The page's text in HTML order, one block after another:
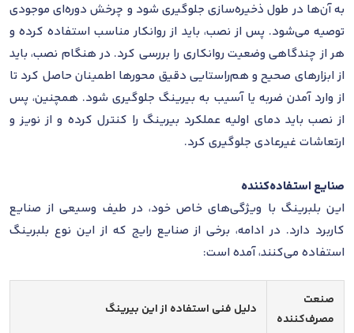
به آن‌ها در طول ذخیره‌سازی جلوگیری شود و چرخش دوره‌ای موجودی
توصیه می‌شود. پس از نصب، باید از روانکار مناسب استفاده کرده و
هر از چندگاهی وضعیت روانکاری را بررسی کرد. در هنگام نصب، باید
از ابزارهای صحیح و هم‌راستایی دقیق محورها اطمینان حاصل کرد تا
از وارد آمدن ضربه یا آسیب به بیرینگ جلوگیری شود. همچنین، پس
از نصب باید دمای اولیه عملکرد بیرینگ را کنترل کرده و از نویز و
ارتعاشات غیرعادی جلوگیری کرد.
صنایع استفاده‌کننده
این بلبرینگ با ویژگی‌های خاص خود، در طیف وسیعی از صنایع
کاربرد دارد. در ادامه، برخی از صنایع رایج که از این نوع بلبرینگ
استفاده می‌کنند، آمده است:
صنعت
مصرف‌کننده
دلیل فنی استفاده از این بیرینگ